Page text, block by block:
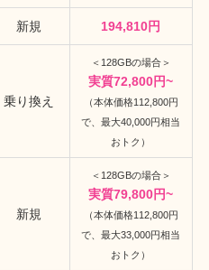
新規
194,810円
乗り換え
＜128GBの場合＞
実質72,800円~
（本体価格112,800円
で、最大40,000円相当
おトク）
新規
＜128GBの場合＞
実質79,800円~
（本体価格112,800円
で、最大33,000円相当
おトク）